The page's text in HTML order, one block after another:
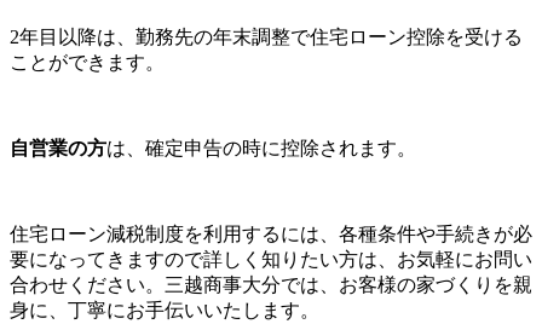
2年目以降は、勤務先の年末調整で住宅ローン控除を受ける
ことができます。
自営業の方は、確定申告の時に控除されます。
住宅ローン減税制度を利用するには、各種条件や手続きが必
要になってきますので詳しく知りたい方は、お気軽にお問い
合わせください。三越商事大分では、お客様の家づくりを親
身に、丁寧にお手伝いいたします。